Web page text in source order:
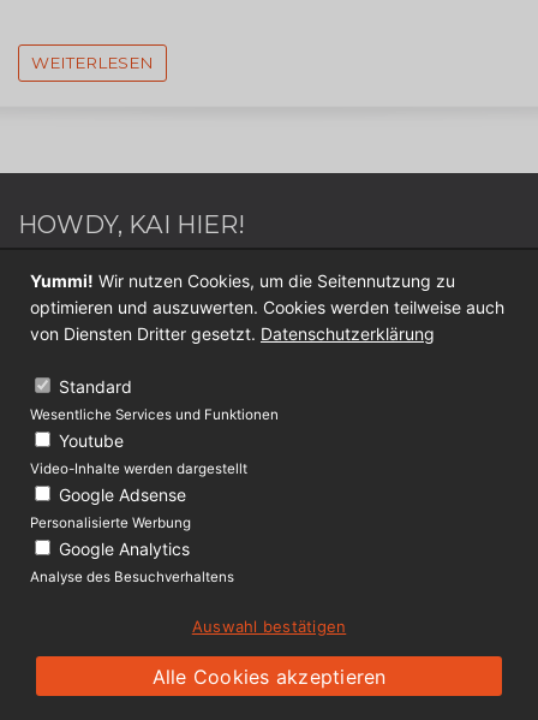
WEITERLESEN
HOWDY, KAI HIER!
Webdesigner / Webentwickler - Blogger - Switch
Sportler - Internet Nerd - Medien Junkie -
Werderaner - Papa.
Folge mir jetzt auf
KONTAKT
Über Lolliblog
Datenschutz
Impressum
(c) 2009 - 2019 lolliblog.de
Ein Projekt vonckai.design
Yummi! Wir nutzen Cookies, um die Seitennutzung zu
optimieren und auszuwerten. Cookies werden teilweise auch
von Diensten Dritter gesetzt. Datenschutzerklärung
Standard
Wesentliche Services und Funktionen
Youtube
Video-Inhalte werden dargestellt
Google Adsense
Personalisierte Werbung
Google Analytics
Analyse des Besuchverhaltens
Alle Cookies akzeptieren
Auswahl bestätigen